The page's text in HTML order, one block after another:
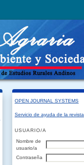
OPEN JOURNAL SYSTEMS
Servicio de ayuda de la revista
USUARIO/A
Nombre de
usuario/a
Contraseña